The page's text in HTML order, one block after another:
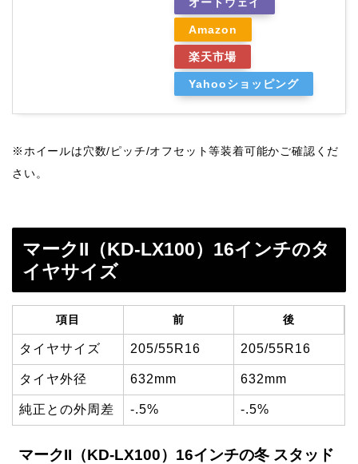
Amazon
楽天市場
Yahooショッピング
※ホイールは穴数/ピッチ/オフセット等装着可能かご確認くだ
さい。
マークII（KD-LX100）16インチのタ
イヤサイズ
項目 前 後
タイヤサイズ 205/55R16 205/55R16
タイヤ外径 632mm 632mm
純正との外周差 -.5% -.5%
マークII（KD-LX100）16インチの冬 スタッド